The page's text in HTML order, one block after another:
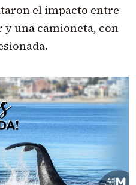
el impacto entre
una camioneta, con